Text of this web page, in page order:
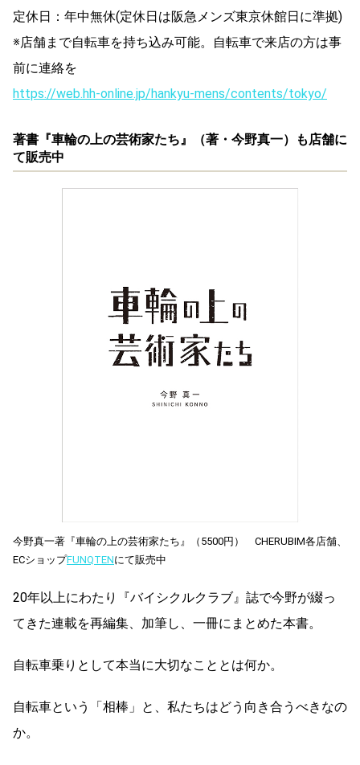
定休日：年中無休(定休日は阪急メンズ東京休館日に準拠)
※店舗まで自転車を持ち込み可能。自転車で来店の方は事
前に連絡を
https://web.hh-online.jp/hankyu-mens/contents/tokyo/
著書『車輪の上の芸術家たち』（著・今野真一）も店舗に
て販売中
今野真一著『車輪の上の芸術家たち』（5500円） CHERUBIM各店舗、
ECショップFUNQTENにて販売中
20年以上にわたり『バイシクルクラブ』誌で今野が綴っ
てきた連載を再編集、加筆し、一冊にまとめた本書。
自転車乗りとして本当に大切なこととは何か。
自転車という「相棒」と、私たちはどう向き合うべきなの
か。